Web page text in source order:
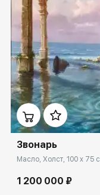
Домен:
Звонарь
Масло, Холст, 100 x 75
1 200 000 ₽